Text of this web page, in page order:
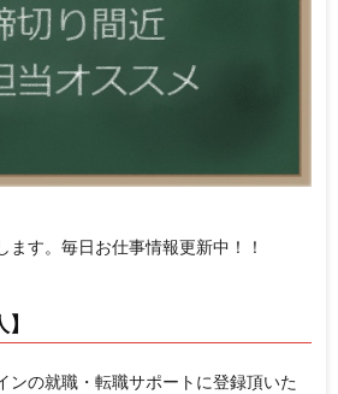
す。毎日お仕事情報更新中！！
の就職・転職サポートに登録頂いた